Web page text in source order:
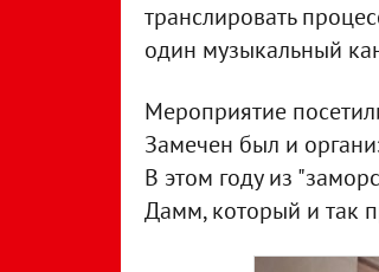
транслировать
один музыкальный
Мероприятие
Замечен был и
В этом году из
Дамм, который и так